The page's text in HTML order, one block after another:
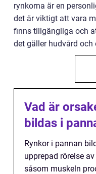
rynkorna är en
det är viktigt att vara
finns tillgängliga och
det gäller hudvård och
Vad är
bildas i
Rynkor i pannan
upprepad rörelse
såsom muskeln